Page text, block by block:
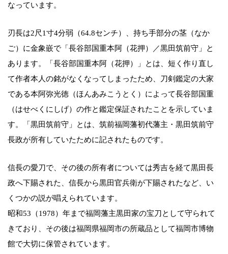
なっています。
刃長は2尺1寸4分弱（64.8センチ）、持ち手部分の茎（なか
ご）に金象嵌で「長谷部国重本阿（花押）／黒田筑前守」と
あります。「長谷部国重本阿（花押）」とは、短く作り直し
て作者本人の銘がなくなってしまったため、刀剣鑑定の大家
である本阿弥光徳（ほんあみこうとく）によって長谷部国重
（はせべくにしげ）の作と鑑定保証されたことを示していま
す。「黒田筑前守」とは、筑前福岡藩初代藩主・黒田筑前守
長政が所有していたために記されたものです。
信長の愛刀で、その後の所有者については秀吉を経て黒田長
政へ下賜された、信長から黒田官兵衛が下賜されたなど、い
くつかの説が唱えられています。
昭和53（1978）年まで福岡藩主黒田家の宝刀として守られて
きており、その後は福岡県福岡市の所蔵品として福岡市博物
館で大切に保管されています。